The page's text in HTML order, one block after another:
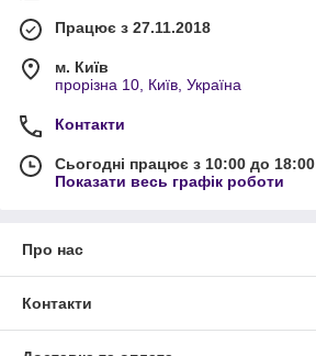
Працює з 27.11.2018
м. Київ
прорізна 10, Київ, Україна
Контакти
Сьогодні працює з 10:00 до 18:00
Показати весь графік роботи
Про нас
Контакти